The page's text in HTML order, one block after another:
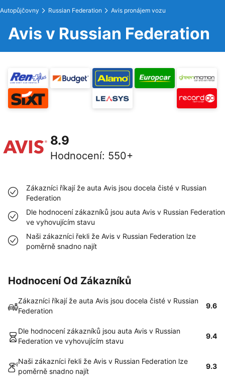
Autopůjčovny Russian Federation Avis pronájem vozu
Avis v Russian Federation
8.9
Hodnocení: 550+
Zákazníci říkají že auta Avis jsou docela čisté v Russian
Federation
Dle hodnocení zákazníků jsou auta Avis v Russian Federation
ve vyhovujícím stavu
Naši zákazníci řekli že Avis v Russian Federation lze
poměrně snadno najít
Hodnocení Od Zákazníků
Zákazníci říkají že auta Avis jsou docela čisté v Russian
Federation
9.6
Dle hodnocení zákazníků jsou auta Avis v Russian
Federation ve vyhovujícím stavu
9.4
Naši zákazníci řekli že Avis v Russian Federation lze
poměrně snadno najít
9.3